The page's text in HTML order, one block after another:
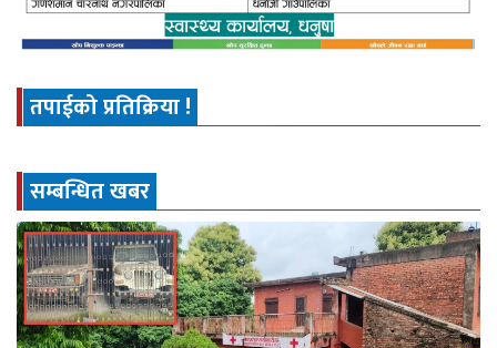
तपाईको प्रतिक्रिया !
सम्बन्धित खबर